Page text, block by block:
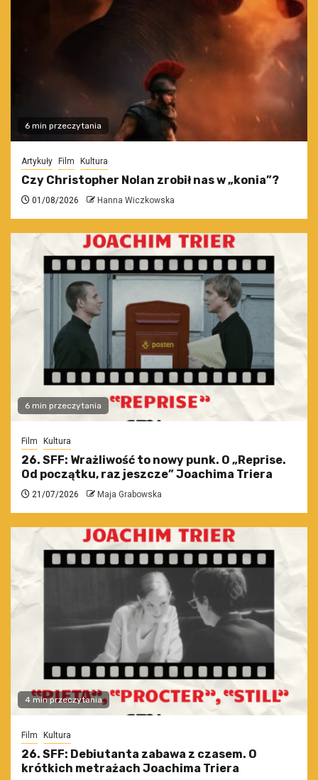
6 min przeczytania
Artykuły Film Kultura
Czy Christopher Nolan zrobił nas w „konia”?
01/08/2026 Hanna Wiczkowska
6 min przeczytania
Film Kultura
26. SFF: Wrażliwość to nowy punk. O „Reprise.
Od początku, raz jeszcze” Joachima Triera
21/07/2026 Maja Grabowska
4 min przeczytania
Film Kultura
26. SFF: Debiutanta zabawa z czasem. O
krótkich metrażach Joachima Triera